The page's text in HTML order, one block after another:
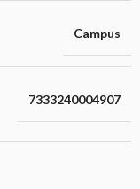
Campus
7333240004907